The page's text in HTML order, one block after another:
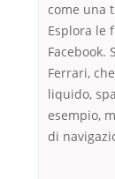
come una
Esplora le
Facebook.
Ferrari,
liquido,
esempio,
di